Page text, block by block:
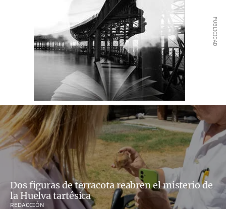
Dos figuras de terracota reabren el misterio de
la Huelva tartésica
REDACCIÓN